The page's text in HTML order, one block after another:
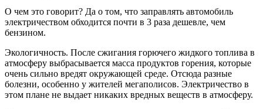
О чем это говорит? Да о том, что заправлять автомобиль
электричеством обходится почти в 3 раза дешевле, чем
бензином.
Экологичность. После сжигания горючего жидкого топлива в
атмосферу выбрасывается масса продуктов горения, которые
очень сильно вредят окружающей среде. Отсюда разные
болезни, особенно у жителей мегаполисов. Электричество в
этом плане не выдает никаких вредных веществ в атмосферу.